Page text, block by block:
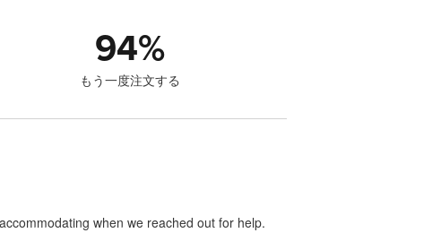
94%
もう一度注文する
when we reached out for help.